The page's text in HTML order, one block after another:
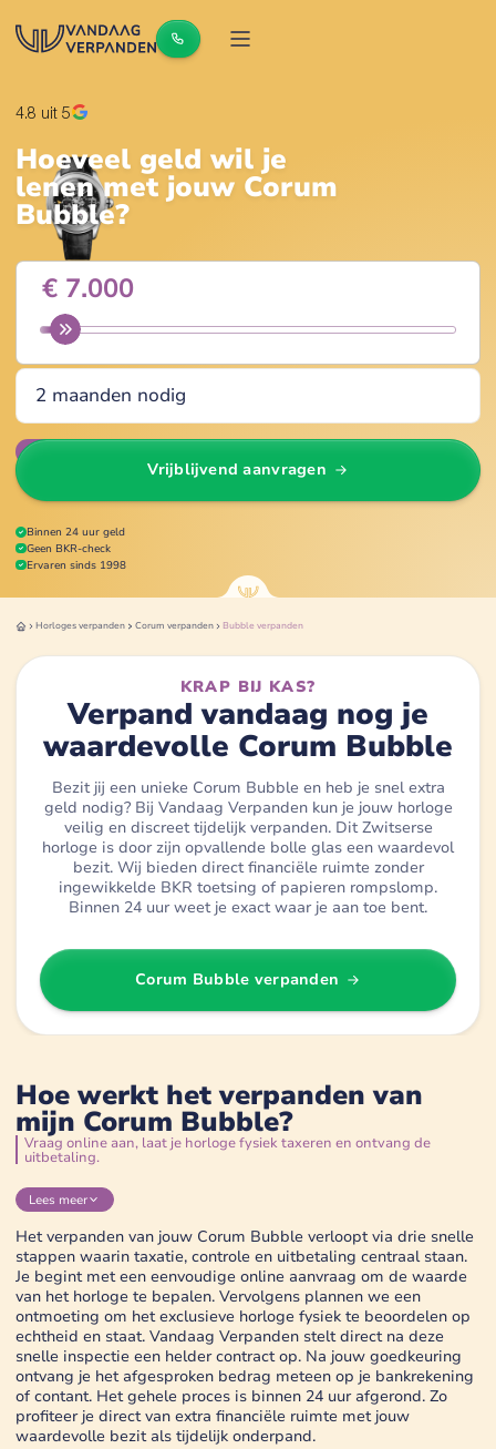
4.8 uit 5
Hoeveel geld wil je
lenen met jouw Corum
Bubble?
Wijzig
Vrijblijvend aanvragen
Binnen 24 uur geld
Geen BKR-check
Ervaren sinds 1998
Horloges verpanden Corum verpanden Bubble verpanden
KRAP BIJ KAS?
Verpand vandaag nog je
waardevolle Corum Bubble
Bezit jij een unieke Corum Bubble en heb je snel extra
geld nodig? Bij Vandaag Verpanden kun je jouw horloge
veilig en discreet tijdelijk verpanden. Dit Zwitserse
horloge is door zijn opvallende bolle glas een waardevol
bezit. Wij bieden direct financiële ruimte zonder
ingewikkelde BKR toetsing of papieren rompslomp.
Binnen 24 uur weet je exact waar je aan toe bent.
Corum Bubble verpanden
Hoe werkt het verpanden van
mijn Corum Bubble?
Vraag online aan, laat je horloge fysiek taxeren en ontvang de
uitbetaling.
Lees meer
Het verpanden van jouw Corum Bubble verloopt via drie snelle
stappen waarin taxatie, controle en uitbetaling centraal staan.
Je begint met een eenvoudige online aanvraag om de waarde
van het horloge te bepalen. Vervolgens plannen we een
ontmoeting om het exclusieve horloge fysiek te beoordelen op
echtheid en staat. Vandaag Verpanden stelt direct na deze
snelle inspectie een helder contract op. Na jouw goedkeuring
ontvang je het afgesproken bedrag meteen op je bankrekening
of contant. Het gehele proces is binnen 24 uur afgerond. Zo
profiteer je direct van extra financiële ruimte met jouw
waardevolle bezit als tijdelijk onderpand.